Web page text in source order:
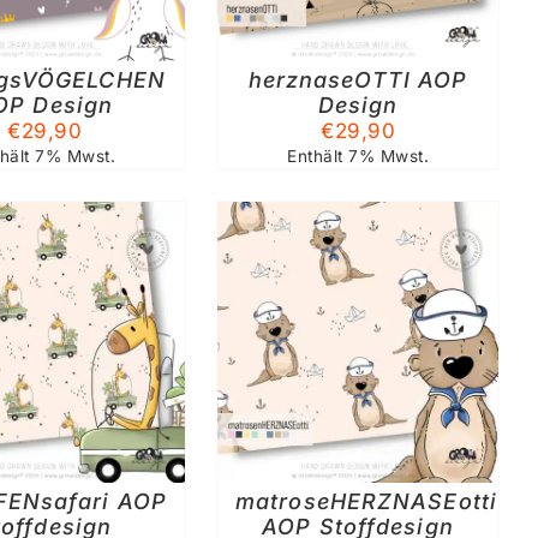
Design
€29,90
7% Mwst.
MEHRERE
VARIANTEN
AUF.
DIE
OPTIONEN
KÖNNEN
AUF
PRODUKTSEITE
GEWÄHLT
WERDEN
herznaseOTTI AOP
Design
€29,90
Enthält 7% Mwst.
AOP
WÄHLEN
DIESES
PRODUKT
WEIST
MEHRERE
VARIANTEN
AUF.
DIE
OPTIONEN
DETAILS
matroseHERZNASEotti
AOP Stoffdesign